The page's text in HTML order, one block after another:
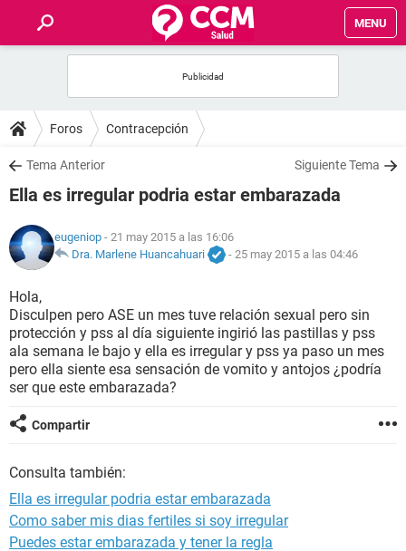
MENU
FOROS
SALUD
NUTRICIÓN
BIENESTAR
SEXUALIDAD
GLOSARIO
Foros Contracepción
Tema Anterior Siguiente Tema
Ella es irregular podria estar embarazada
eugeniop - 21 may 2015 a las 16:06
Dra. Marlene Huancahuari
- 25 may 2015 a las 04:46
Hola,
Disculpen pero ASE un mes tuve relación sexual pero sin
protección y pss al día siguiente ingirió las pastillas y pss
ala semana le bajo y ella es irregular y pss ya paso un mes
pero ella siente esa sensación de vomito y antojos ¿podría
ser que este embarazada?
Compartir
Consulta también:
Ella es irregular podria estar embarazada
Como saber mis dias fertiles si soy irregular
Puedes estar embarazada y tener la regla